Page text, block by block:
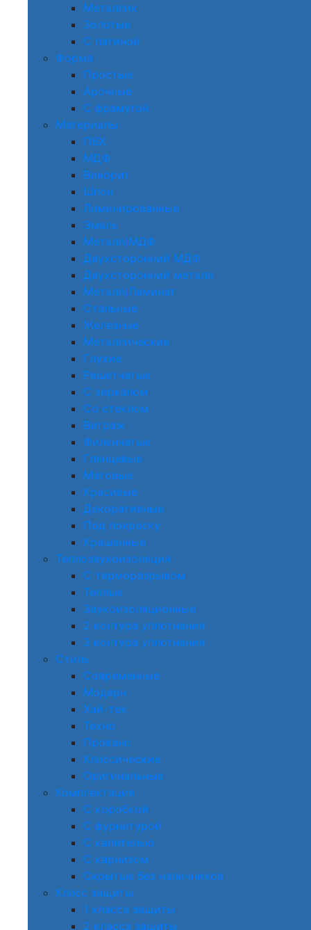
Металлик
Золотые
С патиной
Форма
Простые
Арочные
С фрамугой
Материалы
ПВХ
МДФ
Винорит
Шпон
Ламинированные
Эмаль
Металл/МДФ
Двухсторонний МДФ
Двухсторонний металл
Металл/Ламинат
Стальные
Железные
Металлические
Глухие
Решетчатые
С зеркалом
Со стеклом
Витраж
Филенчатые
Глянцевые
Матовые
Красивые
Декоративные
Под покраску
Крашенные
Теплозвукоизоляция
С терморазрывом
Теплые
Звукоизоляционные
2 контура уплотнения
3 контура уплотнения
Стиль
Современные
Модерн
Хай-тек
Техно
Прованс
Классические
Оригинальные
Комплектация
С коробкой
С фурнитурой
С капителью
С карнизом
Скрытые без наличников
Класс защиты
1 класса защиты
2 класса защиты